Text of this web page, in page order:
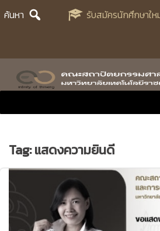
Skipค้นหา รับสมัครนักศึกษาให
Tag:แสดงความยินดี